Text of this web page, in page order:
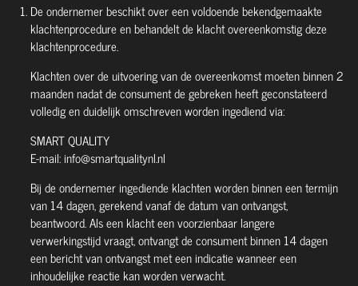
De ondernemer beschikt over een voldoende bekendgemaakte
klachtenprocedure en behandelt de klacht overeenkomstig deze
klachtenprocedure.
Klachten over de uitvoering van de overeenkomst moeten binnen 2
maanden nadat de consument de gebreken heeft geconstateerd
volledig en duidelijk omschreven worden ingediend via:
SMART QUALITY
E-mail: info@smartqualitynl.nl
Bij de ondernemer ingediende klachten worden binnen een termijn
van 14 dagen, gerekend vanaf de datum van ontvangst,
beantwoord. Als een klacht een voorzienbaar langere
verwerkingstijd vraagt, ontvangt de consument binnen 14 dagen
een bericht van ontvangst met een indicatie wanneer een
inhoudelijke reactie kan worden verwacht.